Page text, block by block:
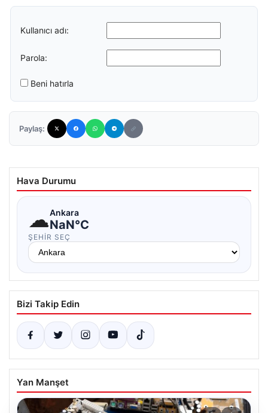
Kullanıcı adı:
Parola:
Beni hatırla
Paylaş:
Hava Durumu
☁Ankara
NaN°C
ŞEHIR SEÇ
Bizi Takip Edin
Yan Manşet